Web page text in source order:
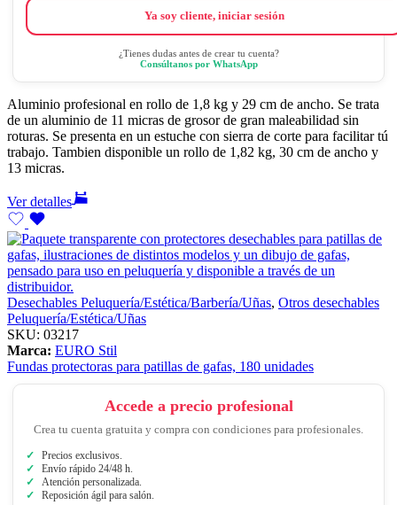
Ya soy cliente, iniciar sesión
¿Tienes dudas antes de crear tu cuenta?
Consúltanos por WhatsApp
Aluminio profesional en rollo de 1,8 kg y 29 cm de ancho. Se trata
de un aluminio de 11 micras de grosor de gran maleabilidad sin
roturas. Se presenta en un estuche con sierra de corte para facilitar tú
trabajo. Tambien disponible un rollo de 1,82 kg, 30 cm de ancho y
13 micras.
Ver detalles
Desechables Peluquería/Estética/Barbería/Uñas, Otros desechables
Peluquería/Estética/Uñas
SKU: 03217
Marca: EURO Stil
Fundas protectoras para patillas de gafas, 180 unidades
Accede a precio profesional
Crea tu cuenta gratuita y compra con condiciones para profesionales.
Precios exclusivos.
Envío rápido 24/48 h.
Atención personalizada.
Reposición ágil para salón.